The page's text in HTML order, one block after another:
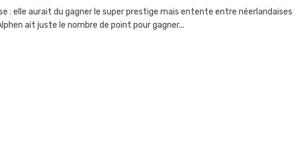
: elle aurait du gagner le super prestige mais entente entre néerlandaises
ait juste le nombre de point pour gagner...